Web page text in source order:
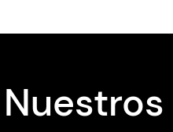
Nuestros